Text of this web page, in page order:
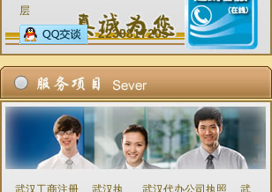
层
2239817205
武汉工商注册 、武汉执照代理 武汉公司代理直接免费咨询
武汉代办公司执照 、武汉设立登记申请表